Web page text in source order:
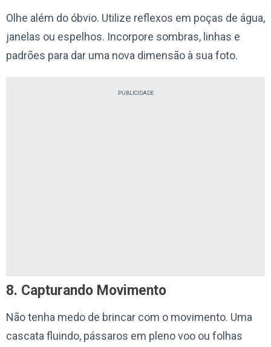
Olhe além do óbvio. Utilize reflexos em poças de água,
janelas ou espelhos. Incorpore sombras, linhas e
padrões para dar uma nova dimensão à sua foto.
PUBLICIDADE
8. Capturando Movimento
Não tenha medo de brincar com o movimento. Uma
cascata fluindo, pássaros em pleno voo ou folhas